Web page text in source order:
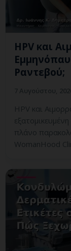
HPV και
Ραντεβού;
HPV και
πλάνο
WomanHood